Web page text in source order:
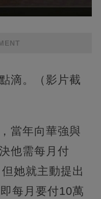
滴。（影片截
當年向華強與
他需每月付
她就主動提出
每月要付10萬